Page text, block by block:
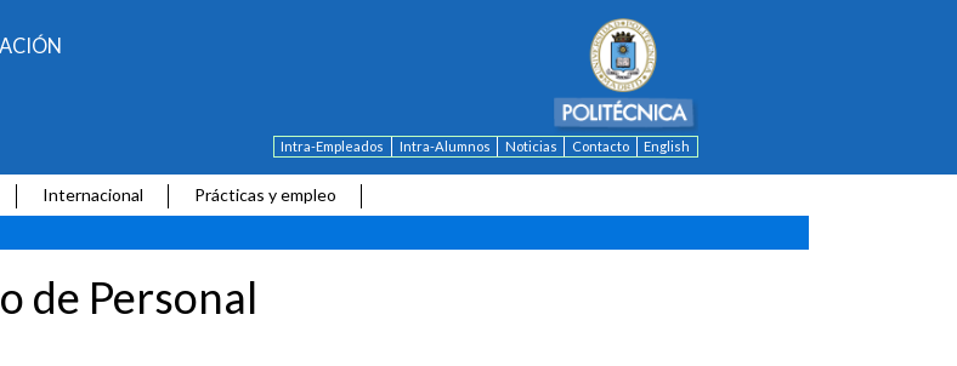
Intra-Empleados Intra-Alumnos Noticias Contacto English
Internacional
Prácticas y empleo
de Personal